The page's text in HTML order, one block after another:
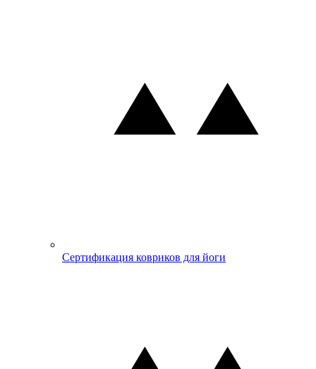
Сертификация ковриков для йоги